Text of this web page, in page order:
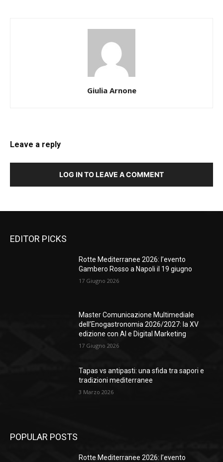
Giulia Arnone
Leave a reply
LOG IN TO LEAVE A COMMENT
EDITOR PICKS
Rotte Mediterranee 2026: l’evento
Gambero Rosso a Napoli il 19 giugno
17 Giugno 2026
Master Comunicazione Multimediale
dell’Enogastronomia 2026/2027: la XV
edizione con AI e Digital Marketing
17 Giugno 2026
Tapas vs antipasti: una sfida tra sapori e
tradizioni mediterranee
3 Marzo 2026
POPULAR POSTS
Rotte Mediterranee 2026: l’evento